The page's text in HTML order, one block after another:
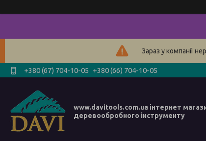
Зараз у компанії
+380 (67) 704-10-05 +380 (66) 704-10-05
www.davitools.com.ua інтернет
деревообробного інструменту